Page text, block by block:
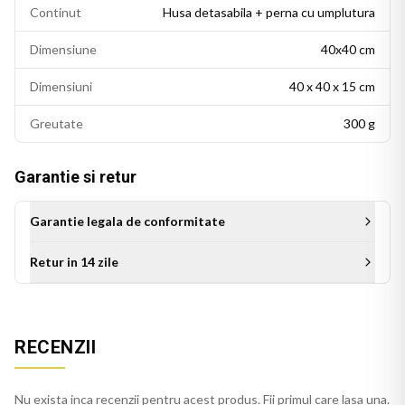
Este potrivita si ca idee de cadou pentru persoanele cu un
Continut Husa detasabila + perna cu umplutura
Dimensiune 40x40 cm
Dimensiuni 40 x 40 x 15 cm
Greutate 300 g
Garantie si retur
Garantie legala de conformitate
Retur in 14 zile
RECENZII
Nu exista inca recenzii pentru acest produs. Fii primul care lasa una.